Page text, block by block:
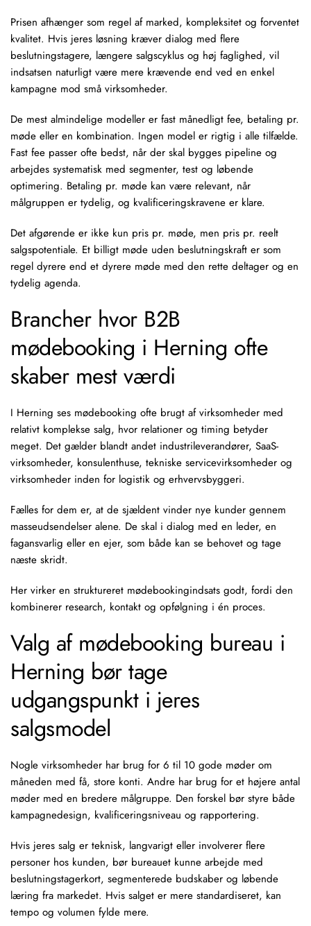
Prisen afhænger som regel af marked, kompleksitet og forventet
kvalitet. Hvis jeres løsning kræver dialog med flere
beslutningstagere, længere salgscyklus og høj faglighed, vil
indsatsen naturligt være mere krævende end ved en enkel
kampagne mod små virksomheder.
De mest almindelige modeller er fast månedligt fee, betaling pr.
møde eller en kombination. Ingen model er rigtig i alle tilfælde.
Fast fee passer ofte bedst, når der skal bygges pipeline og
arbejdes systematisk med segmenter, test og løbende
optimering. Betaling pr. møde kan være relevant, når
målgruppen er tydelig, og kvalificeringskravene er klare.
Det afgørende er ikke kun pris pr. møde, men pris pr. reelt
salgspotentiale. Et billigt møde uden beslutningskraft er som
regel dyrere end et dyrere møde med den rette deltager og en
tydelig agenda.
Brancher hvor B2B
mødebooking i Herning ofte
skaber mest værdi
I Herning ses mødebooking ofte brugt af virksomheder med
relativt komplekse salg, hvor relationer og timing betyder
meget. Det gælder blandt andet industrileverandører, SaaS-
virksomheder, konsulenthuse, tekniske servicevirksomheder og
virksomheder inden for logistik og erhvervsbyggeri.
Fælles for dem er, at de sjældent vinder nye kunder gennem
masseudsendelser alene. De skal i dialog med en leder, en
fagansvarlig eller en ejer, som både kan se behovet og tage
næste skridt.
Her virker en struktureret mødebookingindsats godt, fordi den
kombinerer research, kontakt og opfølgning i én proces.
Valg af mødebooking bureau i
Herning bør tage
udgangspunkt i jeres
salgsmodel
Nogle virksomheder har brug for 6 til 10 gode møder om
måneden med få, store konti. Andre har brug for et højere antal
møder med en bredere målgruppe. Den forskel bør styre både
kampagnedesign, kvalificeringsniveau og rapportering.
Hvis jeres salg er teknisk, langvarigt eller involverer flere
personer hos kunden, bør bureauet kunne arbejde med
beslutningstagerkort, segmenterede budskaber og løbende
læring fra markedet. Hvis salget er mere standardiseret, kan
tempo og volumen fylde mere.